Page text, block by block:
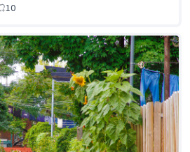
10